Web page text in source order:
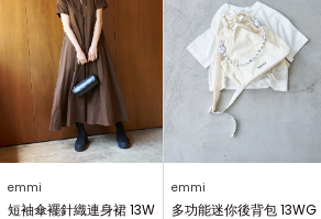
emmi
短袖傘襬針織連身裙 13W
emmi
多功能迷你後背包 13WG